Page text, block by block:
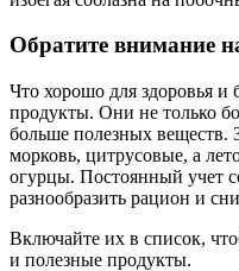
Обратите внимание
Что хорошо для здоровья
продукты. Они не только
больше полезных веществ.
морковь, цитрусовые, а
огурцы. Постоянный учет
разнообразить рацион и
Включайте их в список,
и полезные продукты.